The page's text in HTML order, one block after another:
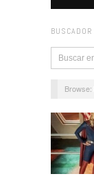
BUSCADOR
Browse: